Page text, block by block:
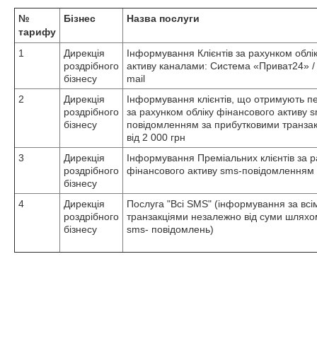
№
тарифу
Бізнес Назва послуги
1
Дирекція
роздрібного
бізнесу
Інформування Клієнтів за рахунком
активу каналами: Система «Приват24»
mail
2
Дирекція
роздрібного
бізнесу
Інформування клієнтів, що отримують
за рахунком обліку фінансового активу
повідомленням за прибутковими
від 2 000 грн
3
Дирекція
роздрібного
бізнесу
Інформування Преміальних клієнтів за
фінансового активу sms-повідомленням
4
Дирекція
роздрібного
бізнесу
Послуга "Всі SMS" (інформування за
транзакціями незалежно від суми
sms- повідомлень)